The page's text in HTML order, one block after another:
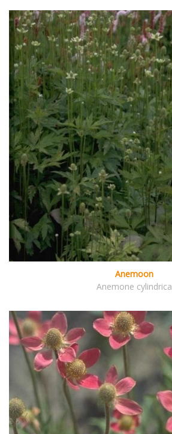
Anemoon
Anemone cylindrica